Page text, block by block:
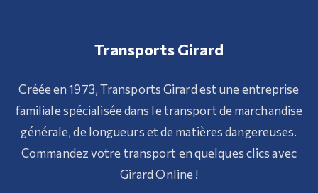
Transports Girard
Créée en 1973, Transports Girard est une entreprise
familiale spécialisée dans le transport de marchandise
générale, de longueurs et de matières dangereuses.
Commandez votre transport en quelques clics avec
Girard Online !